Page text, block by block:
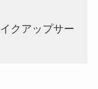
クアップサー